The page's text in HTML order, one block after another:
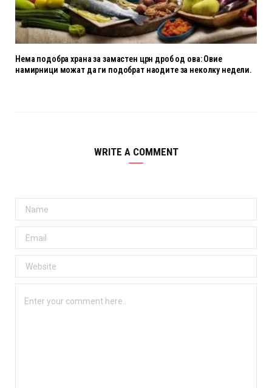
Нема подобра храна за замастен црн дроб од ова: Овие
намирници можат да ги подобрат наодите за неколку недели.
WRITE A COMMENT